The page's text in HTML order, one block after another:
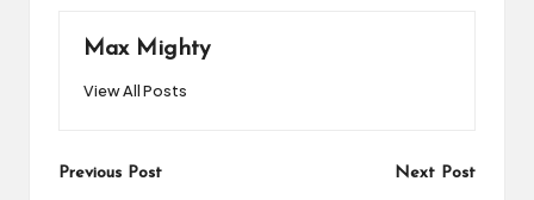
Max Mighty
View All Posts
Post
Previous Post Next Post